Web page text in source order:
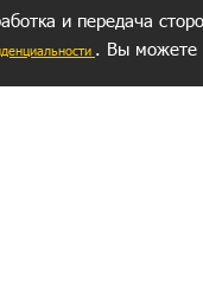
и передача
. Вы можете